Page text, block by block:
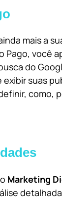
mais a
Pago, você
do
suas
como,
Marketing